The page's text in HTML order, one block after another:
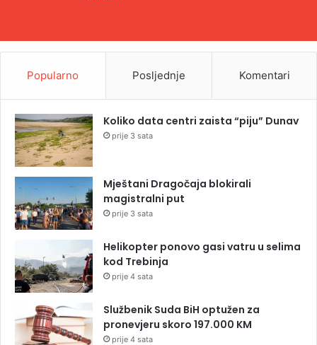
Popularno Posljednje Komentari
Koliko data centri zaista “piju” Dunav
prije 3 sata
Mještani Dragočaja blokirali
magistralni put
prije 3 sata
Helikopter ponovo gasi vatru u selima
kod Trebinja
prije 4 sata
Službenik Suda BiH optužen za
pronevjeru skoro 197.000 KM
prije 4 sata